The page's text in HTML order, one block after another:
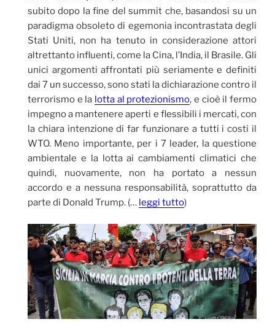
subito dopo la fine del summit che, basandosi su un
paradigma obsoleto di egemonia incontrastata degli
Stati Uniti, non ha tenuto in considerazione attori
altrettanto influenti, come la Cina, l’India, il Brasile. Gli
unici argomenti affrontati più seriamente e definiti
dai 7 un successo, sono stati la dichiarazione contro il
terrorismo e la lotta al protezionismo, e cioè il fermo
impegno a mantenere aperti e flessibili i mercati, con
la chiara intenzione di far funzionare a tutti i costi il
WTO. Meno importante, per i 7 leader, la questione
ambientale e la lotta ai cambiamenti climatici che
quindi, nuovamente, non ha portato a nessun
accordo e a nessuna responsabilità, soprattutto da
parte di Donald Trump. (… leggi tutto)